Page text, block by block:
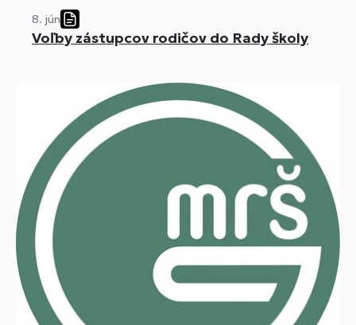
8. jún
Voľby zástupcov rodičov do Rady školy